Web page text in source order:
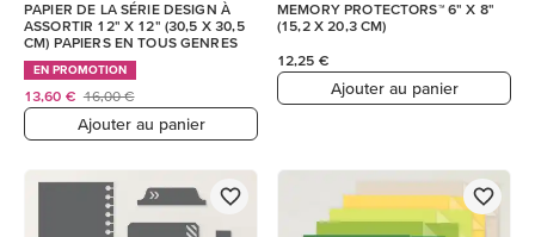
PAPIER DE LA SÉRIE DESIGN À
ASSORTIR 12" X 12" (30,5 X 30,5
CM) PAPIERS EN TOUS GENRES
EN PROMOTION
13,60 € 16,00 €
Ajouter au panier
MEMORY PROTECTORS™ 6" X 8"
(15,2 X 20,3 CM)
12,25 €
Ajouter au panier